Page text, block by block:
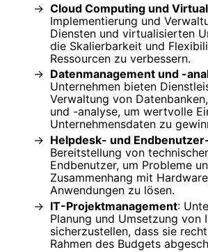
Cloud Computing und
Implementierung und
Diensten und virtualisierten
die Skalierbarkeit und
Ressourcen zu verbessern.
Datenmanagement und -
Unternehmen bieten
Verwaltung von
und -analyse, um wertvolle
Unternehmensdaten zu
Helpdesk- und
Bereitstellung von
Endbenutzer, um Probleme
Zusammenhang mit
Anwendungen zu lösen.
IT-Projektmanagement:
Planung und Umsetzung von
sicherzustellen, dass sie
Rahmen des Budgets